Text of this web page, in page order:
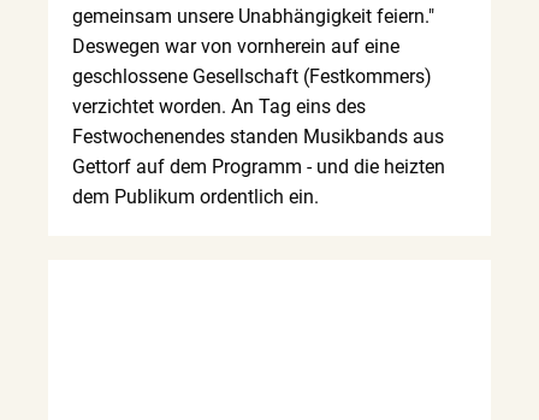
gemeinsam unsere Unabhängigkeit feiern."
Deswegen war von vornherein auf eine
geschlossene Gesellschaft (Festkommers)
verzichtet worden. An Tag eins des
Festwochenendes standen Musikbands aus
Gettorf auf dem Programm - und die heizten
dem Publikum ordentlich ein.